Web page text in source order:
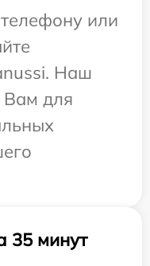
или
Наш
Вам для
35 минут